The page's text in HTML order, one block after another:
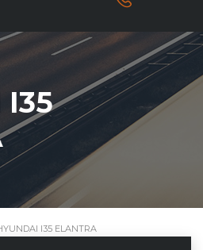
I35
I35 ELANTRA